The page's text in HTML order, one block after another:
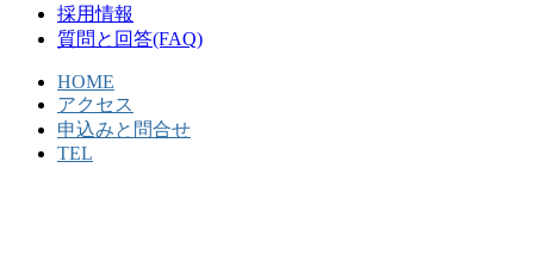
採用情報
質問と回答(FAQ)
HOME
アクセス
申込みと問合せ
TEL